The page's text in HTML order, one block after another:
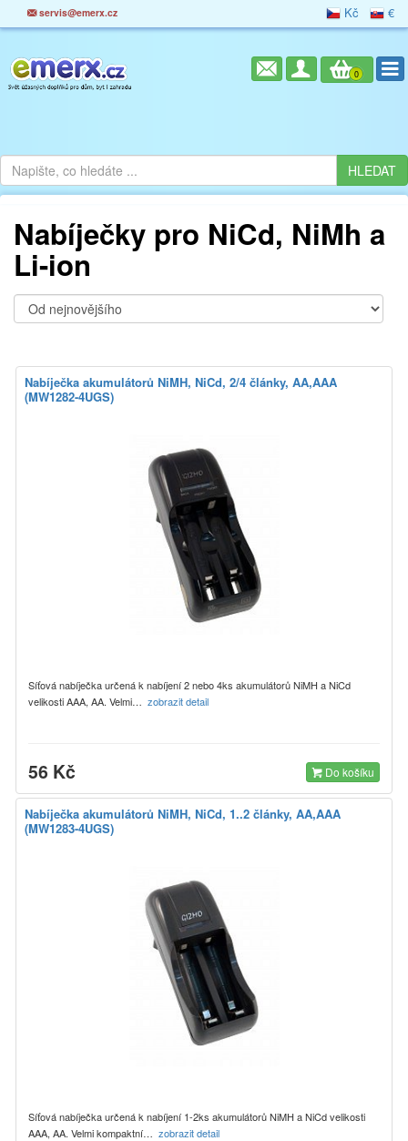
servis@emerx.cz Kč €
0
Nabíječky pro NiCd, NiMh a
Li-ion
Nabíječka akumulátorů NiMH, NiCd, 2/4 články, AA,AAA
(MW1282-4UGS)
Síťová nabíječka určená k nabíjení 2 nebo 4ks akumulátorů NiMH a NiCd
velikosti AAA, AA. Velmi… zobrazit detail
56 Kč Do košíku
Nabíječka akumulátorů NiMH, NiCd, 1..2 články, AA,AAA
(MW1283-4UGS)
Síťová nabíječka určená k nabíjení 1-2ks akumulátorů NiMH a NiCd velikosti
AAA, AA. Velmi kompaktní… zobrazit detail